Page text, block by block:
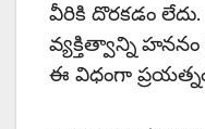
వీరికి దొరకడం
వ్యక్తిత్వాన్ని
ఈ విధంగా